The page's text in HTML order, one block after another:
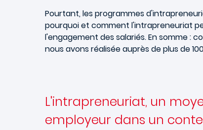
Pourtant, les programmes
pourquoi et comment l'intrapreneuriat
l'engagement des salariés. En somme :
nous avons réalisée auprès de plus de
L'intrapreneuriat, un
employeur dans un